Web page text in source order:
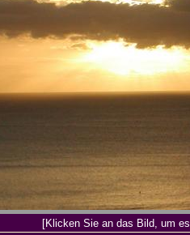
[Klicken Sie an das Bild, um